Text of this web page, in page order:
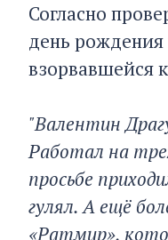
Согласно
день рождения
взорвавшейся
"Валентин
Работал на
просьбе
гулял. А ещё
«Ратмир»,